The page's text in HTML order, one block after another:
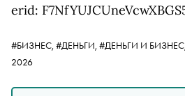
erid:
#БИЗНЕС, #ДЕНЬГИ, #ДЕНЬГИ И БИЗНЕС,
2026